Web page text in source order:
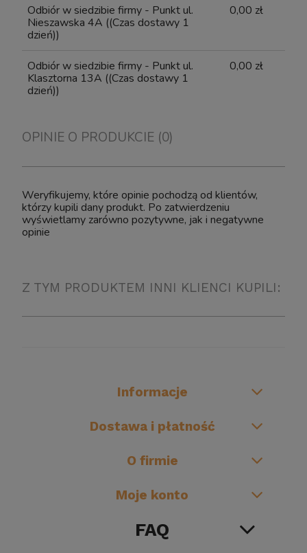
Odbiór w siedzibie firmy - Punkt ul.
Nieszawska 4A ((Czas dostawy 1
dzień))
0,00 zł
Odbiór w siedzibie firmy - Punkt ul.
Klasztorna 13A ((Czas dostawy 1
dzień))
0,00 zł
OPINIE O PRODUKCIE (0)
Weryfikujemy, które opinie pochodzą od klientów,
którzy kupili dany produkt. Po zatwierdzeniu
wyświetlamy zarówno pozytywne, jak i negatywne
opinie
Z TYM PRODUKTEM INNI KLIENCI KUPILI:
Informacje
Dostawa i płatność
O firmie
Moje konto
FAQ